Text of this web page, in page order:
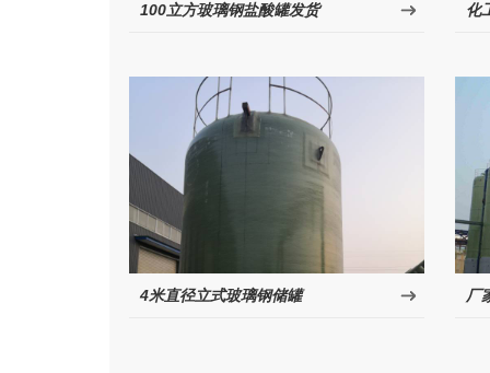
100立方玻璃钢盐酸罐发货 化
4米直径立式玻璃钢储罐 厂